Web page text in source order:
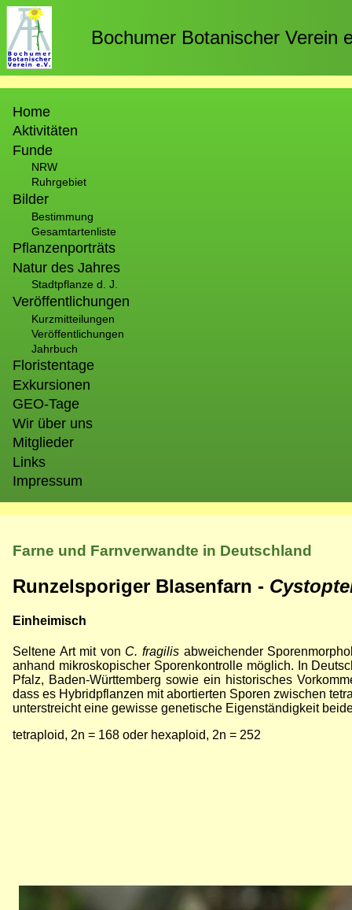
Direkt
zum
Inhalt
Bochumer Botanischer Verein
Home
Aktivitäten
Funde
NRW
Ruhrgebiet
Bilder
Bestimmung
Gesamtartenliste
Pflanzenporträts
Natur des Jahres
Stadtpflanze d. J.
Veröffentlichungen
Kurzmitteilungen
Veröffentlichungen
Jahrbuch
Floristentage
Exkursionen
GEO-Tage
Wir über uns
Mitglieder
Links
Impressum
Farne und Farnverwandte in Deutschland
Runzelsporiger Blasenfarn -
Einheimisch
Seltene Art mit von C. fragilis abweichender
anhand mikroskopischer Sporenkontrolle möglich. In
Pfalz, Baden-Württemberg sowie ein historisches
dass es Hybridpflanzen mit abortierten Sporen zwischen
unterstreicht eine gewisse genetische Eigenständigkeit
tetraploid, 2n = 168 oder hexaploid, 2n = 252